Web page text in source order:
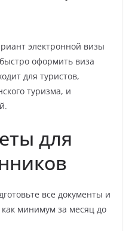
электронной визы
оформить виза
для туристов,
туризма, и
для
все документы и
минимум за месяц до